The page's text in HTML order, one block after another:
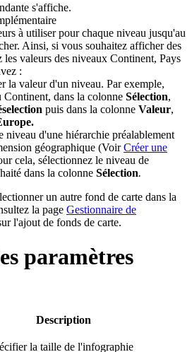
s'affiche.
à utiliser pour chaque niveau jusqu'au
Ainsi, si vous souhaitez afficher des
les valeurs des niveaux Continent, Pays
:
la valeur d'un niveau. Par exemple,
Continent, dans la colonne Sélection,
puis dans la colonne Valeur,
niveau d'une hiérarchie préalablement
géographique (VoirCréer une
cela, sélectionnez le niveau de
dans la colonne Sélection.
un autre fond de carte dans la
la page Gestionnaire de
l'ajout de fonds de carte.
paramètres
Description
la taille de l'infographie